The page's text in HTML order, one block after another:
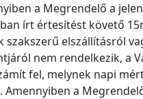
a Megrendelő a jelen
írt értesítést követő
szakszerű elszállításról
nem rendelkezik, a
fel, melynek napi
Amennyiben a